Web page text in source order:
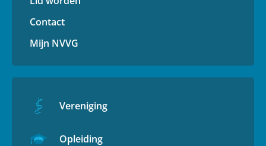
Contact
Mijn NVVG
Vereniging
Opleiding